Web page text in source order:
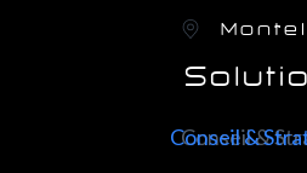
Conseil &
Conseil &